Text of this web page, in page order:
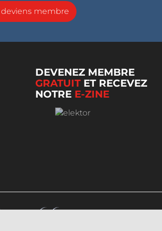
deviens membre
DEVENEZ MEMBRE
GRATUITET RECEVEZ
NOTRE E-ZINE